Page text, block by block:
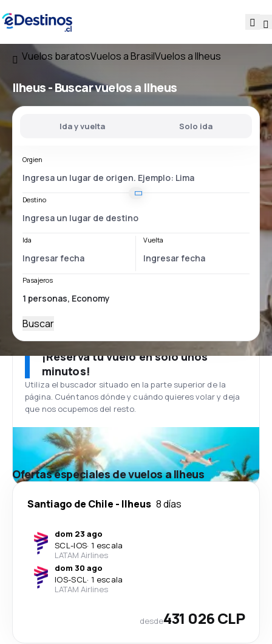
Vuelos baratosVuelos a BrasilVuelos a Ilheus
Ilheus - Buscar vuelos a Ilheus
Ida y vuelta Solo ida
Orgien
Destino
Ida Vuelta
Pasajeros
Buscar
¡Reserva tu vuelo en solo unos
minutos!
Utiliza el buscador situado en la parte superior de la
página. Cuéntanos dónde y cuándo quieres volar y deja
que nos ocupemos del resto.
Ofertas especiales de vuelos a Ilheus
Santiago de Chile - Ilheus 8 días
dom 23 ago
SCL-IOS· 1 escala
LATAM Airlines
dom 30 ago
IOS-SCL· 1 escala
LATAM Airlines
desde431 026 CLP